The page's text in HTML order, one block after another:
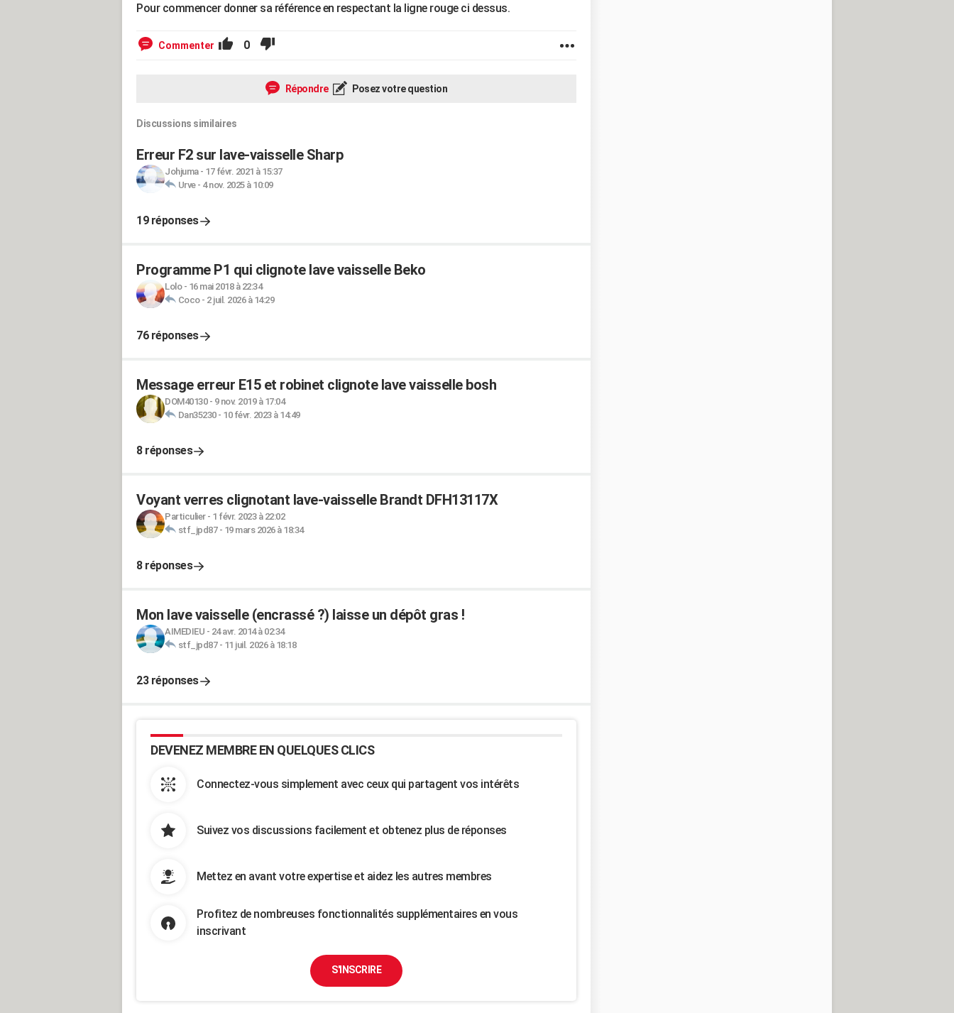
Pour commencer donner sa référence en respectant la ligne rouge ci dessus.
Commenter 0
Répondre Posez votre question
Discussions similaires
Erreur F2 sur lave-vaisselle Sharp
Johjuma- 17 févr. 2021 à 15:37
Urve- 4 nov. 2025 à 10:09
19 réponses
Programme P1 qui clignote lave vaisselle Beko
Lolo- 16 mai 2018 à 22:34
Coco- 2 juil. 2026 à 14:29
76 réponses
Message erreur E15 et robinet clignote lave vaisselle bosh
DOM40130- 9 nov. 2019 à 17:04
Dan35230- 10 févr. 2023 à 14:49
8 réponses
Voyant verres clignotant lave-vaisselle Brandt DFH13117X
Particulier- 1 févr. 2023 à 22:02
stf_jpd87- 19 mars 2026 à 18:34
8 réponses
Mon lave vaisselle (encrassé ?) laisse un dépôt gras !
AIMEDIEU - 24 avr. 2014 à 02:34
stf_jpd87- 11 juil. 2026 à 18:18
23 réponses
DEVENEZ MEMBRE EN QUELQUES CLICS
Connectez-vous simplement avec ceux qui partagent vos intérêts
Suivez vos discussions facilement et obtenez plus de réponses
Mettez en avant votre expertise et aidez les autres membres
Profitez de nombreuses fonctionnalités supplémentaires en vous
inscrivant
S'INSCRIRE